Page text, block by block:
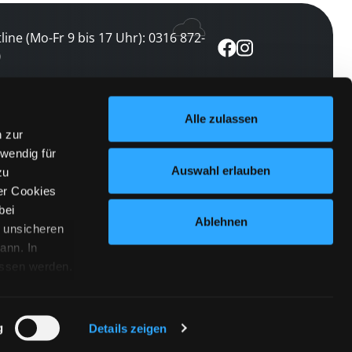
zur
für
Cookies
unsicheren
In
werden.
links
Details zeigen
Alle zulassen
Auswahl erlauben
Ablehnen
(Mo-Fr 9 bis 17 Uhr): 0316 872-
abonnieren
keine Veranstaltung verpassen
abonnieren